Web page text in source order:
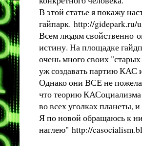
В этой статье я покажу
гайпарк. http://gidepark.ru/
Всем людям свойственно
истину. На площадке
очень много своих
уж создавать партию КАС
Однако они ВСЕ не
что теорию
во всех уголках планеты,
Я по новой обращаюсь к
наглею" http://